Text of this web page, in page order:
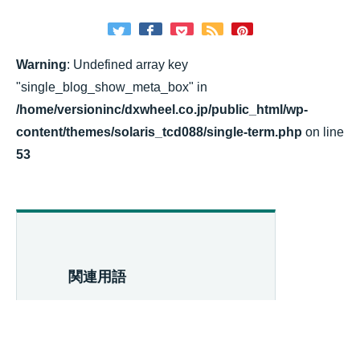
Warning: Undefined array key
"single_blog_show_meta_box" in
/home/versioninc/dxwheel.co.jp/public_html/wp-
content/themes/solaris_tcd088/single-term.php on line
53
関連用語